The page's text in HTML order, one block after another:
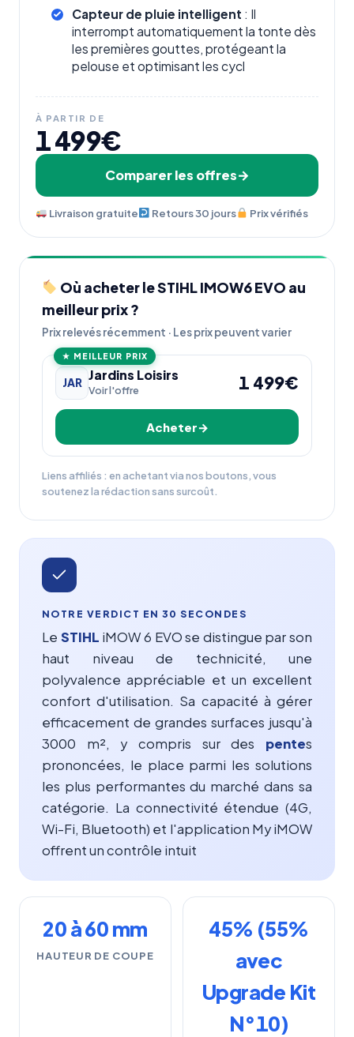
Capteur de pluie intelligent : Il
interrompt automatiquement la tonte dès
les premières gouttes, protégeant la
pelouse et optimisant les cycl
À PARTIR DE
1 499€
Comparer les offres
Livraison gratuite Retours 30 jours Prix vérifiés
Où acheter le STIHL IMOW6 EVO au
meilleur prix ?
Prix relevés récemment · Les prix peuvent varier
★ MEILLEUR PRIX
JAR Jardins Loisirs
Voir l'offre 1 499€
Acheter
Liens affiliés : en achetant via nos boutons, vous
soutenez la rédaction sans surcoût.
NOTRE VERDICT EN 30 SECONDES
Le STIHL iMOW 6 EVO se distingue par son
haut niveau de technicité, une
polyvalence appréciable et un excellent
confort d'utilisation. Sa capacité à gérer
efficacement de grandes surfaces jusqu'à
3000 m², y compris sur des pentes
prononcées, le place parmi les solutions
les plus performantes du marché dans sa
catégorie. La connectivité étendue (4G,
Wi-Fi, Bluetooth) et l'application My iMOW
offrent un contrôle intuit
20 à 60 mm
HAUTEUR DE COUPE
45% (55%
avec
Upgrade Kit
N°10)